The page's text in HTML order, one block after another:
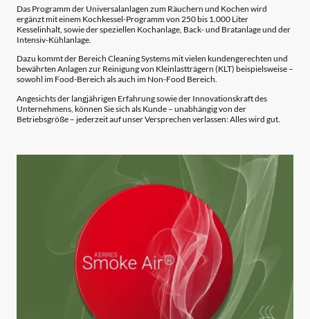
Das Programm der Universalanlagen zum Räuchern und Kochen wird
ergänzt mit einem Kochkessel-Programm von 250 bis 1.000 Liter
Kesselinhalt, sowie der speziellen Kochanlage, Back- und Bratanlage und der
Intensiv-Kühlanlage.
Dazu kommt der Bereich Cleaning Systems mit vielen kundengerechten und
bewährten Anlagen zur Reinigung von Kleinlastträgern (KLT) beispielsweise –
sowohl im Food-Bereich als auch im Non-Food Bereich.
Angesichts der langjährigen Erfahrung sowie der Innovationskraft des
Unternehmens, können Sie sich als Kunde – unabhängig von der
Betriebsgröße – jederzeit auf unser Versprechen verlassen: Alles wird gut.